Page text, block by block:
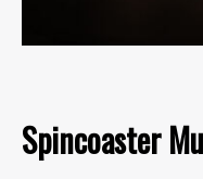
Spincoaster